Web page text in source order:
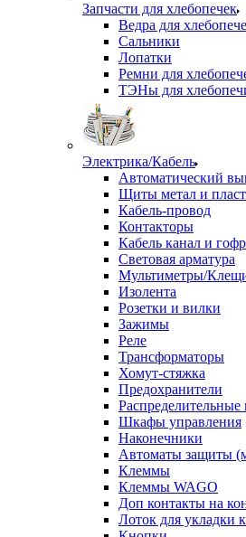
Запчасти для хлебопечек
Ведра для
Сальники
Лопатки
Ремни для
ТЭНы для
Электрика/Кабель
Автоматический
Щиты метал и
Кабель-провод
Контакторы
Кабель канал и
Световая арматура
Мультиметры/
Изолента
Розетки и вилки
Зажимы
Реле
Трансформаторы
Хомут-стяжка
Предохранители
Распределительные
Шкафы управления
Наконечники
Автоматы защиты
Клеммы
Клеммы WAGO
Доп контакты на
Лоток для укладки